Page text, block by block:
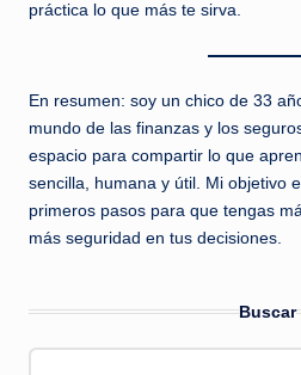
práctica lo que más te sirva.
En resumen: soy un chico de 33
mundo de las finanzas y los
espacio para compartir lo que
sencilla, humana y útil. Mi objetivo
primeros pasos para que tengas
más seguridad en tus decisiones.
Buscar